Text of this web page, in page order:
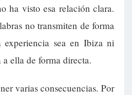
ha visto esa relación clara.
no transmiten de forma
experiencia sea en Ibiza ni
ella de forma directa.
varias consecuencias. Por